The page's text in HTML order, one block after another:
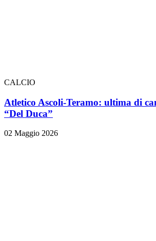
CALCIO
Atletico Ascoli-Teramo: ultima di
“Del Duca”
02 Maggio 2026